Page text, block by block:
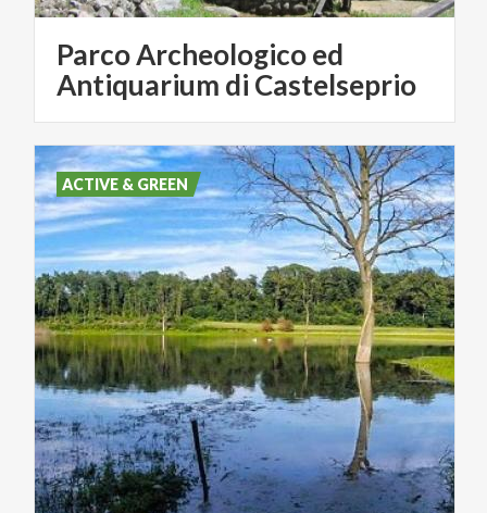
Parco Archeologico ed
Antiquarium di Castelseprio
ACTIVE & GREEN